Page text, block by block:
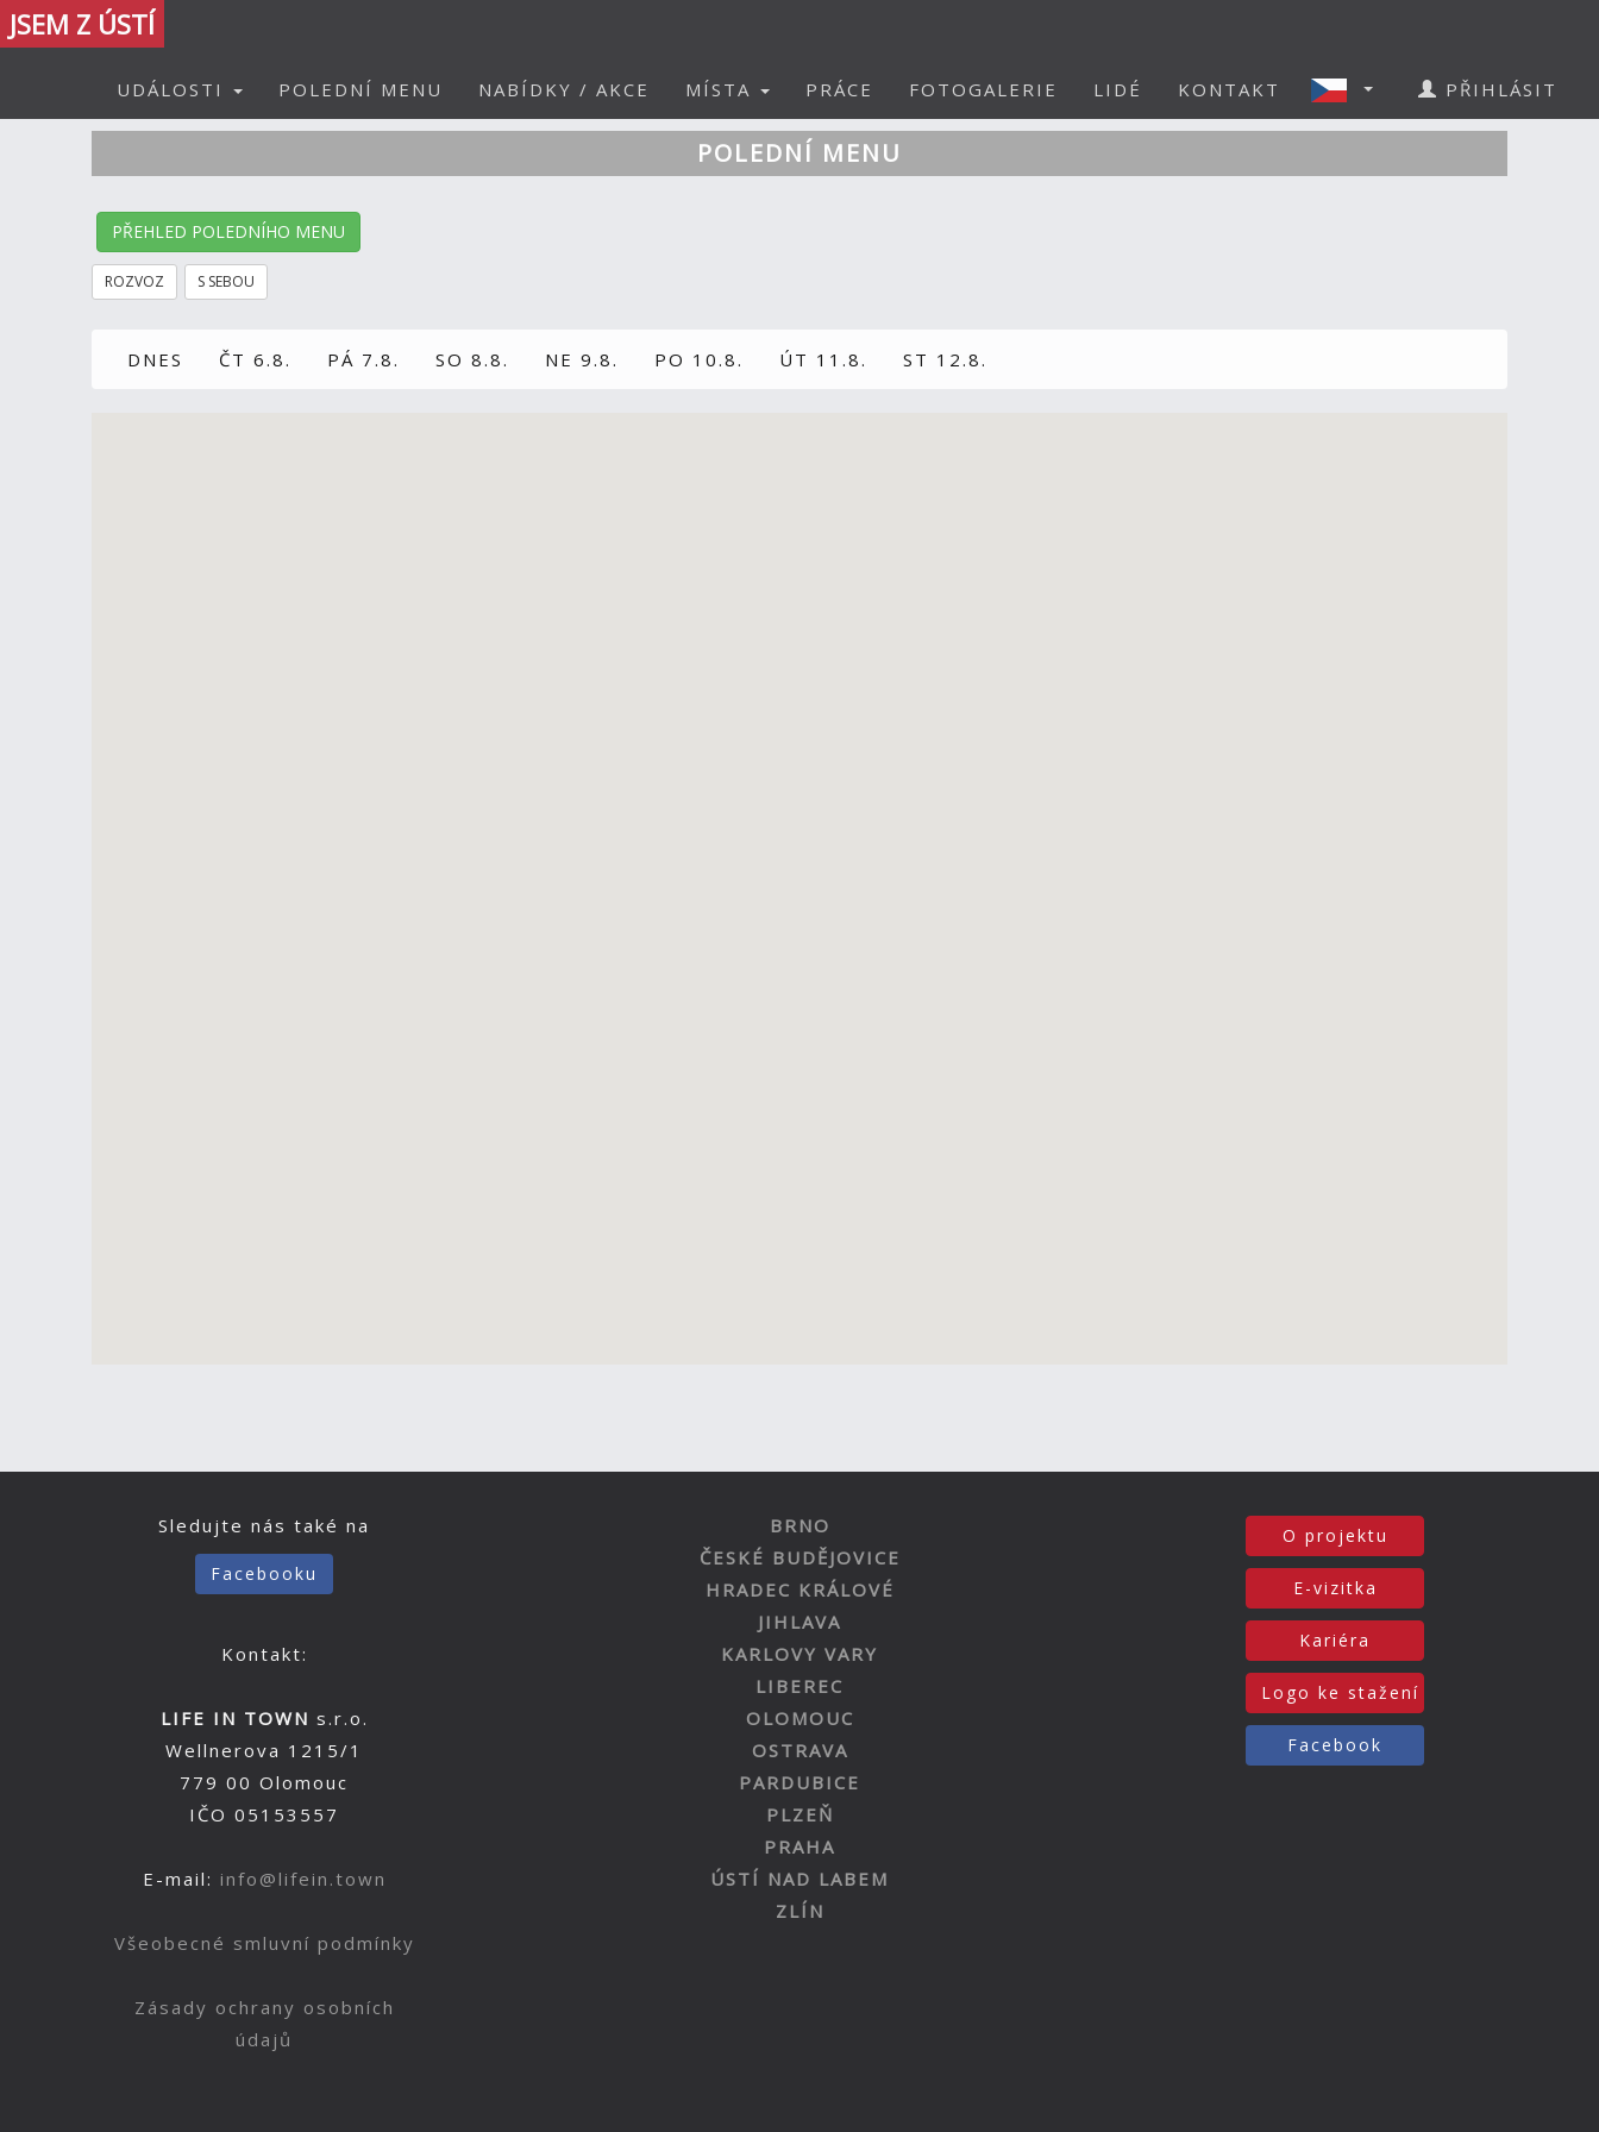
JSEM Z ÚSTÍ
UDÁLOSTI POLEDNÍ MENU NABÍDKY / AKCE MÍSTA PRÁCE FOTOGALERIE LIDÉ KONTAKT PŘIHLÁSIT
POLEDNÍ MENU
PŘEHLED POLEDNÍHO MENU
ROZVOZ S SEBOU
DNES ČT 6.8. PÁ 7.8. SO 8.8. NE 9.8. PO 10.8. ÚT 11.8. ST 12.8.
Sledujte nás také na
Facebooku
Kontakt:
LIFE IN TOWN s.r.o.
Wellnerova 1215/1
779 00 Olomouc
IČO 05153557
E-mail: info@lifein.town
Všeobecné smluvní podmínky
Zásady ochrany osobních
údajů
BRNO
ČESKÉ BUDĚJOVICE
HRADEC KRÁLOVÉ
JIHLAVA
KARLOVY VARY
LIBEREC
OLOMOUC
OSTRAVA
PARDUBICE
PLZEŇ
PRAHA
ÚSTÍ NAD LABEM
ZLÍN
O projektu
E-vizitka
Kariéra
Logo ke stažení
Facebook